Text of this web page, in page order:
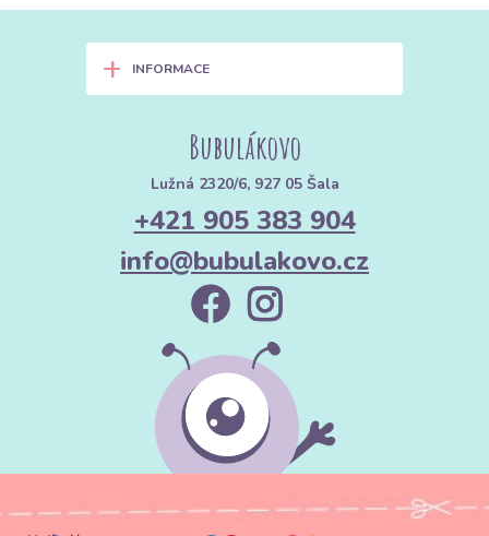
+ INFORMACE
Bubulákovo
Lužná 2320/6, 927 05 Šala
+421 905 383 904
info@bubulakovo.cz